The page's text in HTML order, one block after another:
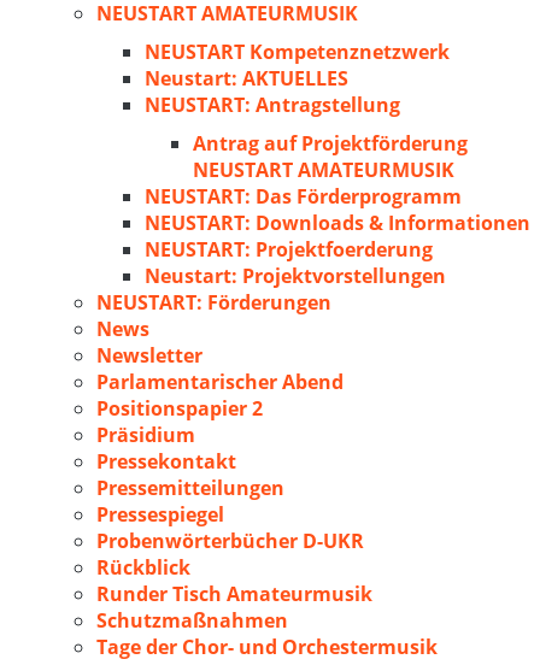
NEUSTART AMATEURMUSIK
NEUSTART Kompetenznetzwerk
Neustart: AKTUELLES
NEUSTART: Antragstellung
Antrag auf Projektförderung
NEUSTART AMATEURMUSIK
NEUSTART: Das Förderprogramm
NEUSTART: Downloads & Informationen
NEUSTART: Projektfoerderung
Neustart: Projektvorstellungen
NEUSTART: Förderungen
News
Newsletter
Parlamentarischer Abend
Positionspapier 2
Präsidium
Pressekontakt
Pressemitteilungen
Pressespiegel
Probenwörterbücher D-UKR
Rückblick
Runder Tisch Amateurmusik
Schutzmaßnahmen
Tage der Chor- und Orchestermusik